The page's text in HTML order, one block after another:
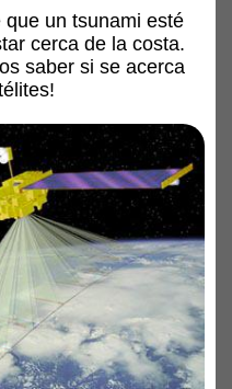
un tsunami esté
cerca de la costa.
saber si se acerca